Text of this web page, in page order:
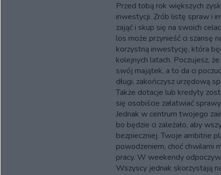
Przed tobą rok większych
inwestycji. Zrób listę spraw i
zająć i skup się na swoich
los może przynieść ci szansę
korzystną inwestycję, która
kolejnych latach. Poczujesz,
swój majątek, a to da ci
długi, zakończysz urzędową
Także dotacje lub kredyty
się osobiście załatwiać
Jednak w centrum twojego
bo będzie ci zależało, aby
bezpieczniej. Twoje ambitne
powodzeniem, choć chwilami
pracy. W weekendy
Wszyscy jednak skorzystają